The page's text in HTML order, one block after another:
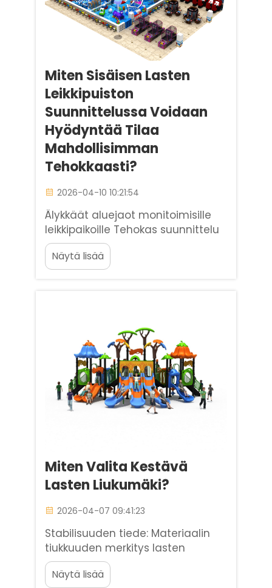
Miten Sisäisen Lasten
Leikkipuiston
Suunnittelussa Voidaan
Hyödyntää Tilaa
Mahdollisimman
Tehokkaasti?
2026-04-10 10:21:54
Älykkäät aluejaot monitoimisille
leikkipaikoille Tehokas suunnittelu
sisäiselle lapsille tarkatulle
leikkipaikalle alkaa älykkäistä
aluejaosta. Hyödyntäen
on alueen jakaminen selkeisiin,
mutta joustaviin osiin...
Näytä lisää
Miten Valita Kestävä
Lasten Liukumäki?
2026-04-07 09:41:23
Stabilisuuden tiede: Materiaalin
tiukkuuden merkitys lasten
liukumäissä. Lasten liukumäiden
valinta kaupallisessa, suuren
Näytä lisää